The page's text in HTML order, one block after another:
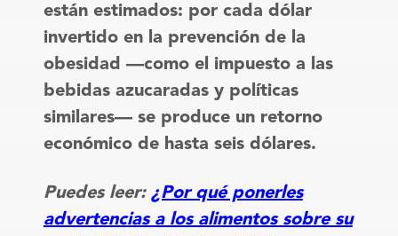
están estimados: por cada dólar
invertido en la prevención de la
obesidad —como el impuesto a las
bebidas azucaradas y políticas
similares— se produce un retorno
económico de hasta seis dólares.
Puedes leer: ¿Por qué ponerles
advertencias a los alimentos sobre su